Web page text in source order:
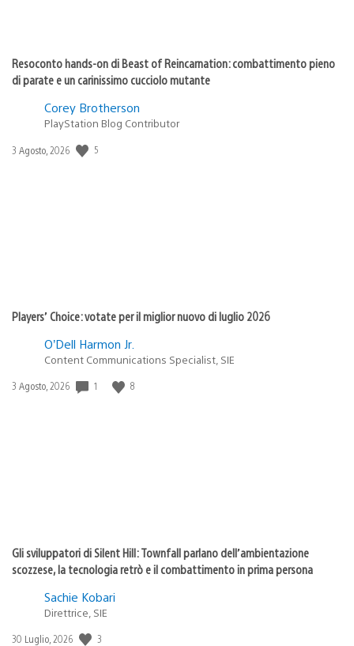
Resoconto hands-on di Beast of Reincarnation: combattimento pieno
di parate e un carinissimo cucciolo mutante
Corey Brotherson
PlayStation Blog Contributor
Data
3 Agosto, 2026 5
Players’ Choice: votate per il miglior nuovo di luglio 2026
O’Dell Harmon Jr.
Content Communications Specialist, SIE
Data
3 Agosto, 2026 1 8
Gli sviluppatori di Silent Hill: Townfall parlano dell’ambientazione
scozzese, la tecnologia retrò e il combattimento in prima persona
Sachie Kobari
Direttrice, SIE
Data
30 Luglio, 2026 3